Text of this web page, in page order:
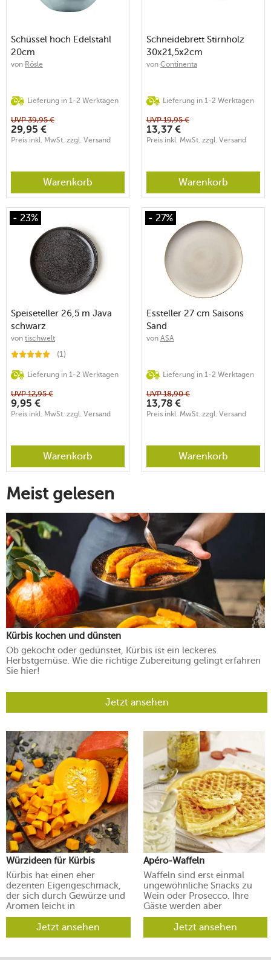
Schüssel hoch Edelstahl
20cm
von Rösle
Lieferung in 1-2 Werktagen
UVP39,95 €
29,95 €
Preis inkl. MwSt. zzgl. Versand
Warenkorb
Schneidebrett Stirnholz
30x21,5x2cm
von Continenta
Lieferung in 1-2 Werktagen
UVP19,95 €
13,37 €
Preis inkl. MwSt. zzgl. Versand
Warenkorb
- 23%
Speiseteller 26,5 m Java
schwarz
von tischwelt
(1)
Lieferung in 1-2 Werktagen
UVP12,95 €
9,95 €
Preis inkl. MwSt. zzgl. Versand
Warenkorb
- 27%
Essteller 27 cm Saisons
Sand
von ASA
Lieferung in 1-2 Werktagen
UVP18,90 €
13,78 €
Preis inkl. MwSt. zzgl. Versand
Warenkorb
Meist gelesen
Kürbis kochen und dünsten
Ob gekocht oder gedünstet, Kürbis ist ein leckeres
Herbstgemüse. Wie die richtige Zubereitung gelingt erfahren
Sie hier!
Jetzt ansehen
Würzideen für Kürbis
Kürbis hat einen eher
dezenten Eigengeschmack,
der sich durch Gewürze und
Aromen leicht in
verschiedene Richtungen
lenken lässt.Jetzt ansehen
Apéro-Waffeln
Waffeln sind erst einmal
ungewöhnliche Snacks zu
Wein oder Prosecco. Ihre
Gäste werden aber
begeistert sein.
Jetzt ansehen